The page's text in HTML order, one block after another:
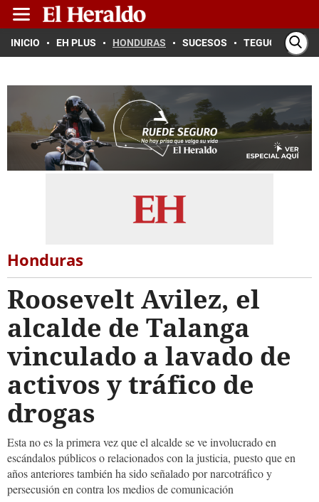
INICIO EH PLUS HONDURAS SUCESOS TEGUCIGALPA
Honduras
Roosevelt Avilez, el
alcalde de Talanga
vinculado a lavado de
activos y tráfico de
drogas
Esta no es la primera vez que el alcalde se ve involucrado en
escándalos públicos o relacionados con la justicia, puesto que en
años anteriores también ha sido señalado por narcotráfico y
persecusión en contra los medios de comunicación